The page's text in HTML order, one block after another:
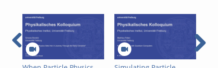
a few examples in the varied landscape of legal metrology,
where scientific competence in general, and a physicist’s
perspective in particular, can be quite useful to get the right
bearings.
Referent/in: